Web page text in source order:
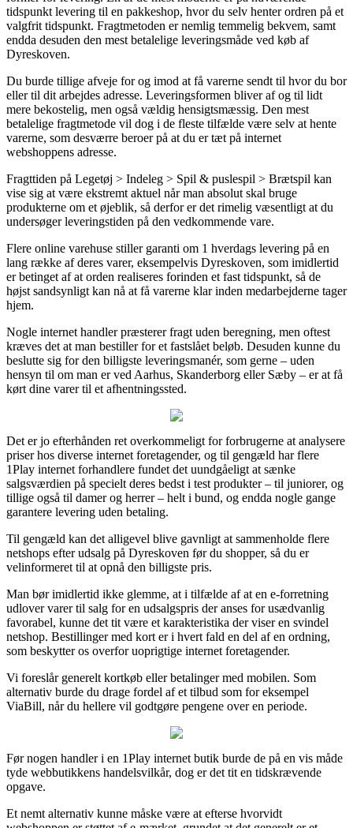
tidspunkt levering til en pakkeshop, hvor du selv henter ordren på et
valgfrit tidspunkt. Fragtmetoden er nemlig temmelig bekvem, samt
endda desuden den mest betalelige leveringsmåde ved køb af
Dyreskoven.
Du burde tillige afveje for og imod at få varerne sendt til hvor du bor
eller til dit arbejdes adresse. Leveringsformen bliver af og til lidt
mere bekostelig, men også vældig hensigtsmæssig. Den mest
betalelige fragtmetode vil dog i de fleste tilfælde være selv at hente
varerne, som desværre beroer på at du er tæt på internet
webshoppens adresse.
Fragttiden på Legetøj > Indeleg > Spil & puslespil > Brætspil kan
vise sig at være ekstremt aktuel når man absolut skal bruge
produkterne om et øjeblik, så derfor er det rimelig væsentligt at du
undersøger leveringstiden på den vedkommende vare.
Flere online varehuse stiller garanti om 1 hverdags levering på en
lang række af deres varer, eksempelvis Dyreskoven, som imidlertid
er betinget af at orden realiseres forinden et fast tidspunkt, så de
højst sandsynligt kan nå at få varerne klar inden medarbejderne tager
hjem.
Nogle internet handler præsterer fragt uden beregning, men oftest
kræves det at man bestiller for et fastslået beløb. Desuden kunne du
beslutte sig for den billigste leveringsmanér, som gerne – uden
hensyn til om man er ved Aarhus, Skanderborg eller Sæby – er at få
kørt dine varer til et afhentningssted.
Det er jo efterhånden ret overkommeligt for forbrugerne at analysere
priser hos diverse internet foretagender, og til gengæld har flere
1Play internet forhandlere fundet det uundgåeligt at sænke
salgsværdien på specielt deres bedst i test produkter – til juniorer, og
tillige også til damer og herrer – helt i bund, og endda nogle gange
garantere levering uden betaling.
Til gengæld kan det alligevel blive gavnligt at sammenholde flere
netshops efter udsalg på Dyreskoven før du shopper, så du er
velinformeret til at opnå den billigste pris.
Man bør imidlertid ikke glemme, at i tilfælde af at en e-forretning
udlover varer til salg for en udsalgspris der anses for usædvanlig
favorabel, kunne det tit være et karakteristika der viser en svindel
netshop. Bestillinger med kort er i hvert fald en del af en ordning,
som beskytter os overfor uoprigtige internet foretagender.
Vi foreslår generelt kortkøb eller betalinger med mobilen. Som
alternativ burde du drage fordel af et tilbud som for eksempel
ViaBill, når du hellere vil godtgøre pengene over en periode.
Før nogen handler i en 1Play internet butik burde de på en vis måde
tyde webbutikkens handelsvilkår, dog er det tit en tidskrævende
opgave.
Et nemt alternativ kunne måske være at efterse hvorvidt